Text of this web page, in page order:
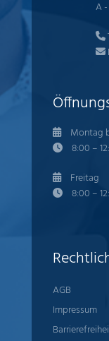
A
Montag
8:00 –
Freitag
8:00 –
AGB
Impressum